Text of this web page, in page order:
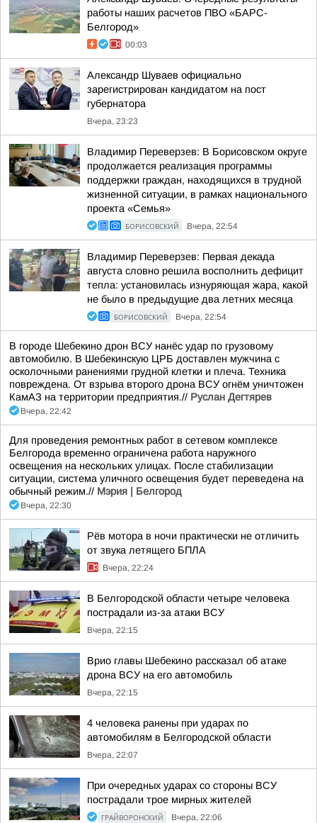
работы наших расчетов ПВО «БАРС-
Белгород»
00:03
Александр Шуваев официально
зарегистрирован кандидатом на пост
губернатора
Вчера, 23:23
Владимир Переверзев: В Борисовском округе
продолжается реализация программы
поддержки граждан, находящихся в трудной
жизненной ситуации, в рамках национального
проекта «Семья»
БОРИСОВСКИЙ Вчера, 22:54
Владимир Переверзев: Первая декада
августа словно решила восполнить дефицит
тепла: установилась изнуряющая жара, какой
не было в предыдущие два летних месяца
БОРИСОВСКИЙ Вчера, 22:54
В городе Шебекино дрон ВСУ нанёс удар по грузовому
автомобилю. В Шебекинскую ЦРБ доставлен мужчина с
осколочными ранениями грудной клетки и плеча. Техника
повреждена. От взрыва второго дрона ВСУ огнём уничтожен
КамАЗ на территории предприятия.// Руслан Дегтярев
Вчера, 22:42
Для проведения ремонтных работ в сетевом комплексе
Белгорода временно ограничена работа наружного
освещения на нескольких улицах. После стабилизации
ситуации, система уличного освещения будет переведена на
обычный режим.// Мэрия | Белгород
Вчера, 22:30
Рёв мотора в ночи практически не отличить
от звука летящего БПЛА
Вчера, 22:24
В Белгородской области четыре человека
пострадали из-за атаки ВСУ
Вчера, 22:15
Врио главы Шебекино рассказал об атаке
дрона ВСУ на его автомобиль
Вчера, 22:15
4 человека ранены при ударах по
автомобилям в Белгородской области
Вчера, 22:07
При очередных ударах со стороны ВСУ
пострадали трое мирных жителей
ГРАЙВОРОНСКИЙ Вчера, 22:06